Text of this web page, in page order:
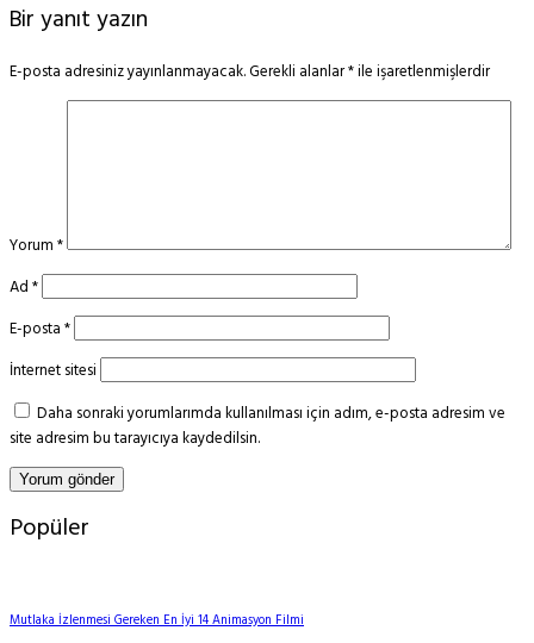
Bir yanıt yazın
E-posta adresiniz yayınlanmayacak.Gerekli alanlar*ile işaretlenmişlerdir
Yorum*
Ad*
E-posta*
İnternet sitesi
Daha sonraki yorumlarımda kullanılması için adım, e-posta adresim ve
site adresim bu tarayıcıya kaydedilsin.
Popüler
Mutlaka İzlenmesi Gereken En İyi 14 Animasyon Filmi